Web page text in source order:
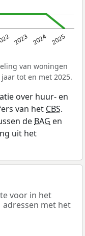
2023 2024 2025
van woningen
tot en met 2025.
over huur- en
van het CBS.
de BAG en
uit het
voor in het
adressen met het